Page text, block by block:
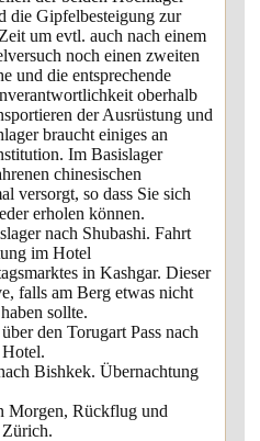
die Gipfelbesteigung zur
um evtl. auch nach einem
noch einen zweiten
und die entsprechende
oberhalb
der Ausrüstung und
braucht einiges an
Im Basislager
chinesischen
versorgt, so dass Sie sich
erholen können.
nach Shubashi. Fahrt
im Hotel
in Kashgar. Dieser
falls am Berg etwas nicht
sollte.
den Torugart Pass nach
Bishkek. Übernachtung
Morgen, Rückflug und